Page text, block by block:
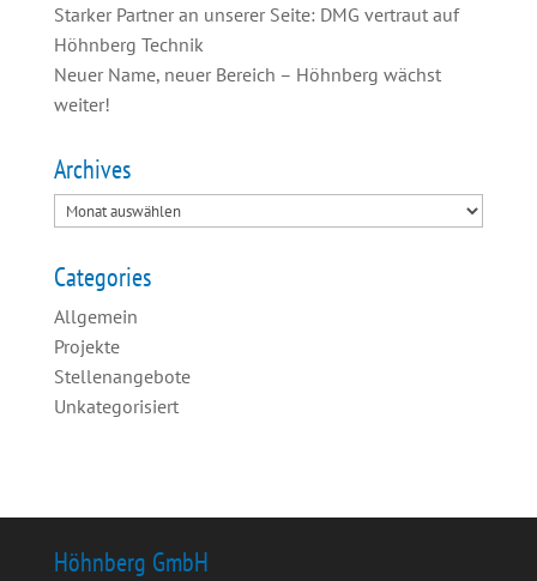
Starker Partner an unserer Seite: DMG vertraut auf
Höhnberg Technik
Neuer Name, neuer Bereich – Höhnberg wächst
weiter!
Archives
Categories
Allgemein
Projekte
Stellenangebote
Unkategorisiert
Höhnberg GmbH